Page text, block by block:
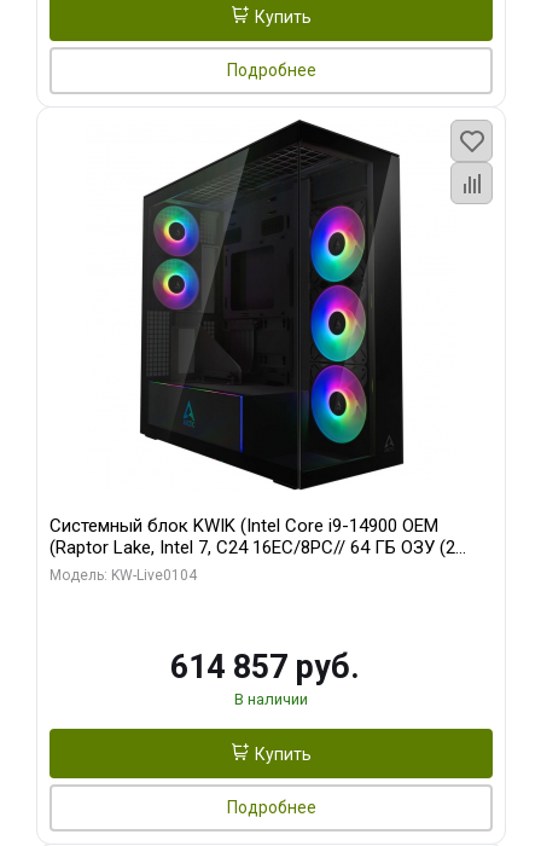
Купить
Подробнее
Системный блок KWIK (Intel Core i9-14900 OEM
(Raptor Lake, Intel 7, C24 16EC/8PC// 64 ГБ ОЗУ (2
модуля)/ Afox RTX4090 24GB GDDR6X 384-Bit 3xDP
Модель: KW-Live0104
614 857 руб.
В наличии
Купить
Подробнее